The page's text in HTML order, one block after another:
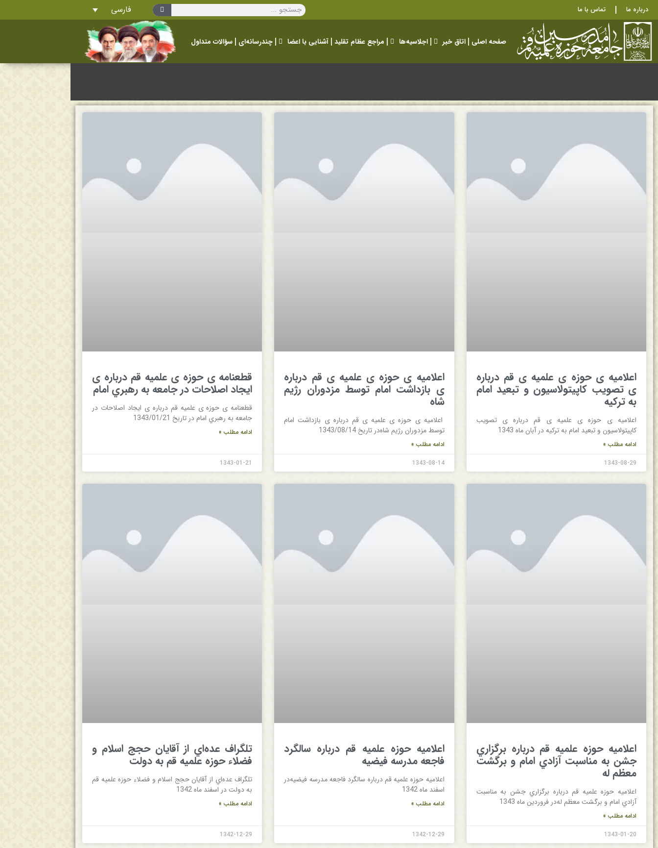
درباره ما تماس با ما فارسی
صفحه اصلی اتاق خبر اجلاسیه‌ها مراجع عظام تقلید آشنایی با اعضا چندرسانه‌ای سؤالات متداول
اعلاميه ی‌ حوزه ی‌ علميه ی‌ قم‌ درباره
ی‌ تصويب‌ كاپيتولاسيون‌ و تبعيد امام‌
به‌ تركيه‌
اعلاميه ی‌ حوزه ی‌ علميه ی‌ قم‌ درباره ی‌ تصويب‌
كاپيتولاسيون‌ و تبعيد امام‌ به‌ تركيه‌ در آبان ماه 1343
ادامه مطلب »
1343-08-29
اعلاميه ی‌ حوزه ی‌ علميه ی‌ قم‌ درباره
ی‌ بازداشت‌ امام‌ توسط‌ مزدوران‌ رژيم‌
شاه‌
اعلاميه ی‌ حوزه ی‌ علميه ی‌ قم‌ درباره ی‌ بازداشت‌ امام‌
توسط‌ مزدوران‌ رژيم‌ شاه‌در تاریخ 1343/08/14
ادامه مطلب »
1343-08-14
قطعنامه ی‌ حوزه ی‌ علميه‌ قم‌ درباره ی‌
ايجاد اصلاحات‌ در جامعه‌ به‌ رهبري‌ امام‌
قطعنامه ی‌ حوزه ی‌ علميه‌ قم‌ درباره ی‌ ايجاد اصلاحات‌ در
جامعه‌ به‌ رهبري‌ امام‌ در تاریخ 1343/01/21
ادامه مطلب »
1343-01-21
اعلاميه‌ حوزه‌ علميه‌ قم‌ درباره‌ برگزاري‌
جشن‌ به‌ مناسبت‌ آزادي‌ امام‌ و برگشت‌
معظم‌ له‌
اعلاميه‌ حوزه‌ علميه‌ قم‌ درباره‌ برگزاري‌ جشن‌ به‌ مناسبت‌
آزادي‌ امام‌ و برگشت‌ معظم‌ له‌در فروردین ماه 1343
ادامه مطلب »
1343-01-20
اعلاميه حوزه علميه قم‌ درباره سالگرد
فاجعه مدرسه فيضيه‌
اعلاميه‌ حوزه‌ علميه‌ قم‌ درباره‌ سالگرد فاجعه‌ مدرسه‌ فيضيه‌در
اسفند ماه 1342
ادامه مطلب »
1342-12-29
تلگراف‌ عده‌اي‌ از آقايان‌ حجج‌ اسلام‌ و
فضلاء حوزه‌ علميه‌ قم‌ به‌ دولت‌
تلگراف‌ عده‌اي‌ از آقايان‌ حجج‌ اسلام‌ و فضلاء حوزه‌ علميه‌ قم‌
به‌ دولت‌ در اسفند ماه 1342
ادامه مطلب »
1342-12-29